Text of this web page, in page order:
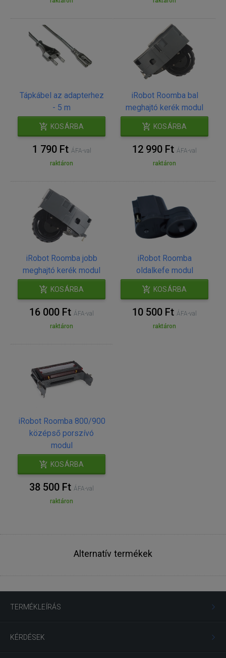
Tápkábel az adapterhez
- 5 m
KOSÁRBA
1 790 Ft ÁFA-val
raktáron
iRobot Roomba bal
meghajtó kerék modul
KOSÁRBA
12 990 Ft ÁFA-val
raktáron
iRobot Roomba jobb
meghajtó kerék modul
KOSÁRBA
16 000 Ft ÁFA-val
raktáron
iRobot Roomba
oldalkefe modul
KOSÁRBA
10 500 Ft ÁFA-val
raktáron
iRobot Roomba 800/900
középső porszívó
modul
KOSÁRBA
38 500 Ft ÁFA-val
raktáron
Alternatív termékek
TERMÉKLEÍRÁS
KÉRDÉSEK